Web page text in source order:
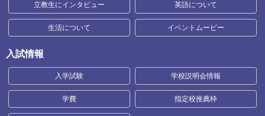
立教生にインタビュー 英語について
生活について イベントムービー
入試情報
入学試験 学校説明会情報
学費 指定校推薦枠